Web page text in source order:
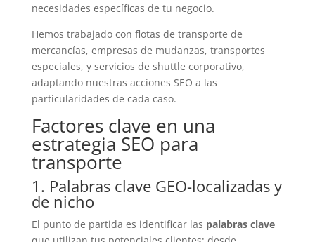
necesidades específicas de tu negocio.
Hemos trabajado con flotas de transporte de
mercancías, empresas de mudanzas, transportes
especiales, y servicios de shuttle corporativo,
adaptando nuestras acciones SEO a las
particularidades de cada caso.
Factores clave en una
estrategia SEO para
transporte
1. Palabras clave GEO-localizadas y
de nicho
El punto de partida es identificar las palabras clave